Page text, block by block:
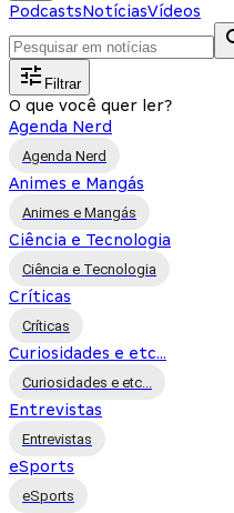
PodcastsNotíciasVídeos
Filtrar
O que você quer ler?
Agenda Nerd
Agenda Nerd
Animes e Mangás
Animes e Mangás
Ciência e Tecnologia
Ciência e Tecnologia
Críticas
Críticas
Curiosidades e etc...
Curiosidades e etc...
Entrevistas
Entrevistas
eSports
eSports